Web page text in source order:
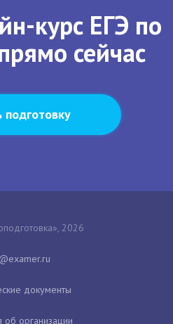
курс ЕГЭ по
сейчас
подготовку
2026
документы
об организации